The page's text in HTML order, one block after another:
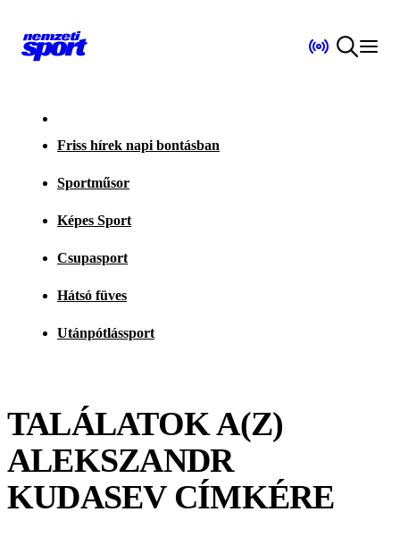
Friss hírek napi bontásban
Sportműsor
Képes Sport
Csupasport
Hátsó füves
Utánpótlássport
TALÁLATOK A(Z)
ALEKSZANDR
KUDASEVCÍMKÉRE